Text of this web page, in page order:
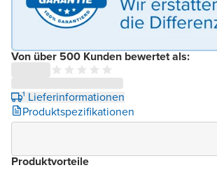
Von über 500 Kunden bewertet als:
¹ Lieferinformationen
Produktspezifikationen
Produktvorteile